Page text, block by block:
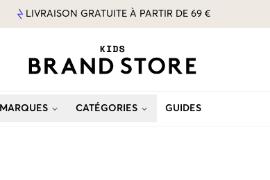
LIVRAISON GRATUITE À PARTIR DE 69 €
MARQUES CATÉGORIES GUIDES